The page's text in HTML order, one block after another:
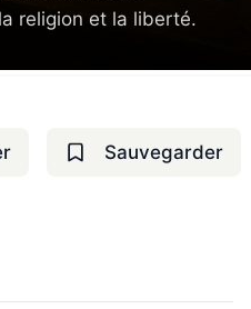
religion et la liberté.
Sauvegarder